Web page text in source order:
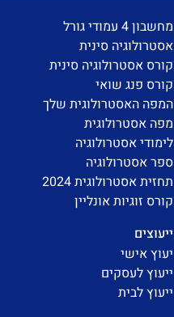
מחשבון 4 עמודי גורל
אסטרולוגיה סינית
קורס אסטרולוגיה סינית
קורס פנג שואי
המפה האסטרולוגית שלך
מפה אסטרולוגית
לימודי אסטרולוגיה
ספר אסטרולוגיה
תחזית אסטרולוגית 2024
קורס זוגיות אונליין
ייעוצים
יעוץ אישי
ייעוץ לעסקים
ייעוץ לבית